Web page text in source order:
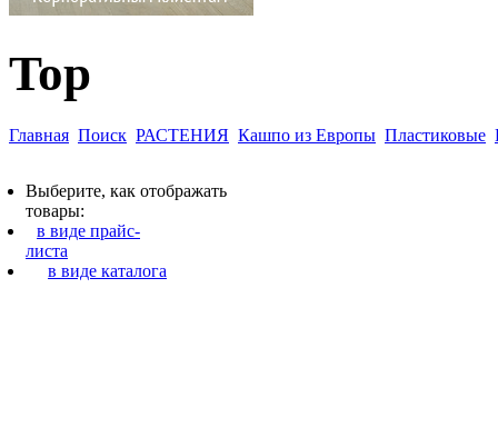
Top
Главная Поиск РАСТЕНИЯ Кашпо из Европы Пластиковые
Выберите, как отображать
товары:
в виде прайс-
листа
в виде каталога